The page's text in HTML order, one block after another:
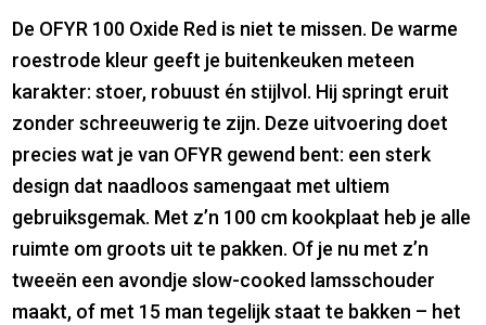
De OFYR 100 Oxide Red is niet te missen. De warme
roestrode kleur geeft je buitenkeuken meteen
karakter: stoer, robuust én stijlvol. Hij springt eruit
zonder schreeuwerig te zijn. Deze uitvoering doet
precies wat je van OFYR gewend bent: een sterk
design dat naadloos samengaat met ultiem
gebruiksgemak. Met z’n 100 cm kookplaat heb je alle
ruimte om groots uit te pakken. Of je nu met z’n
tweeën een avondje slow-cooked lamsschouder
maakt, of met 15 man tegelijk staat te bakken – het